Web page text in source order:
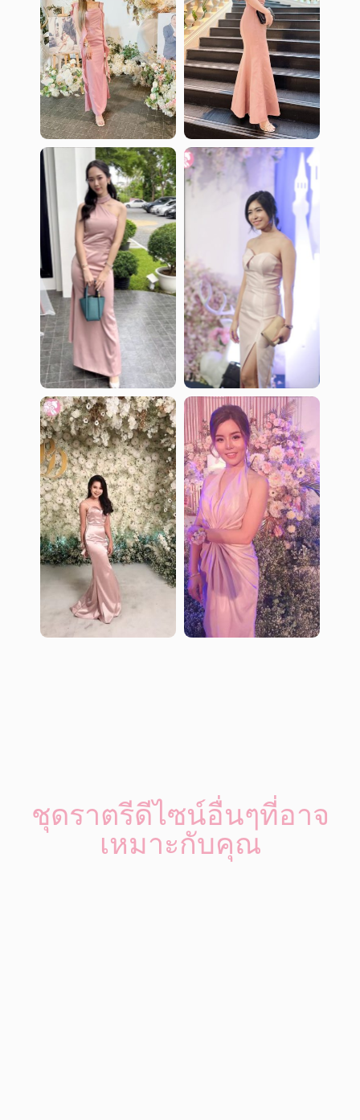
ชุดราตรีดีไซน์อื่นๆที่อาจ
เหมาะกับคุณ